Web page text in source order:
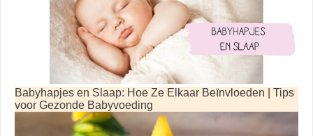
Babyhapjes en Slaap: Hoe Ze Elkaar Beïnvloeden | Tips
voor Gezonde Babyvoeding